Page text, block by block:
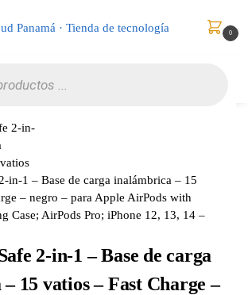
0
in-1 – Base de carga inalámbrica – 15
– negro – para Apple AirPods with
Case; AirPods Pro; iPhone 12, 13, 14 –
2-in-1 – Base de carga
15 vatios – Fast Charge –